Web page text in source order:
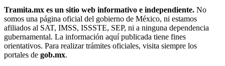
Tramita.mx es un sitio web informativo e independiente. No
somos una página oficial del gobierno de México, ni estamos
afiliados al SAT, IMSS, ISSSTE, SEP, ni a ninguna dependencia
gubernamental. La información aquí publicada tiene fines
orientativos. Para realizar trámites oficiales, visita siempre los
portales de gob.mx.